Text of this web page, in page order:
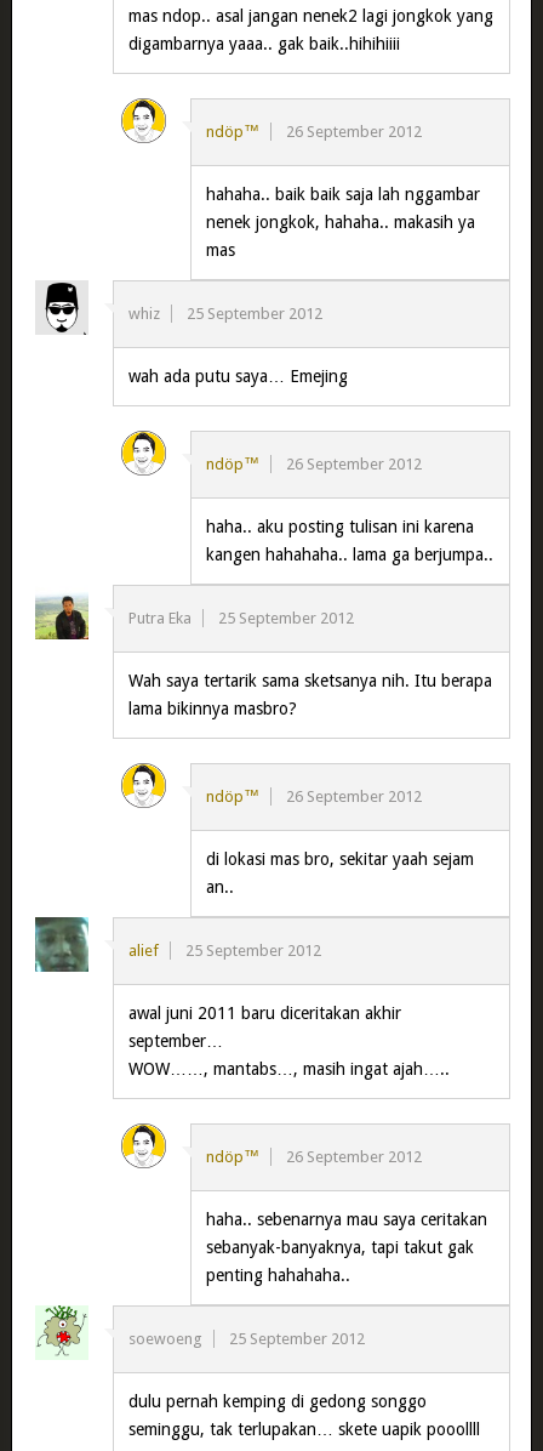
mas ndop.. asal jangan nenek2 lagi jongkok yang
digambarnya yaaa.. gak baik..hihihiiii
ndöp™ 26 September 2012
hahaha.. baik baik saja lah nggambar
nenek jongkok, hahaha.. makasih ya
mas
whiz 25 September 2012
wah ada putu saya… Emejing
ndöp™ 26 September 2012
haha.. aku posting tulisan ini karena
kangen hahahaha.. lama ga berjumpa..
Putra Eka 25 September 2012
Wah saya tertarik sama sketsanya nih. Itu berapa
lama bikinnya masbro?
ndöp™ 26 September 2012
di lokasi mas bro, sekitar yaah sejam
an..
alief 25 September 2012
awal juni 2011 baru diceritakan akhir
september…
WOW……, mantabs…, masih ingat ajah…..
ndöp™ 26 September 2012
haha.. sebenarnya mau saya ceritakan
sebanyak-banyaknya, tapi takut gak
penting hahahaha..
soewoeng 25 September 2012
dulu pernah kemping di gedong songgo
seminggu, tak terlupakan… skete uapik pooollll